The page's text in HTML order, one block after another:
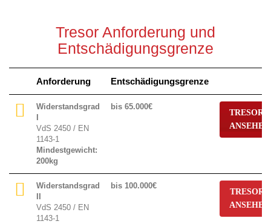
Tresor Anforderung und
Entschädigungsgrenze
Anforderung
und
Entschädigungsgrenzen
Hausratsversicherung
Anforderung Entschädigungsgrenze
Widerstandsgrad
VdS 2450 / EN
1143-1
Mindestgewicht:
200kg
bis 65.000€
TRESORE
ANSEHEN
Widerstandsgrad
VdS 2450 / EN
1143-1
bis 100.000€
TRESORE
ANSEHEN